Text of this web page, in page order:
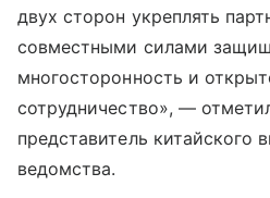
двух сторон укреплять
совместными силами
многосторонность и
сотрудничество», —
представитель китайского
ведомства.